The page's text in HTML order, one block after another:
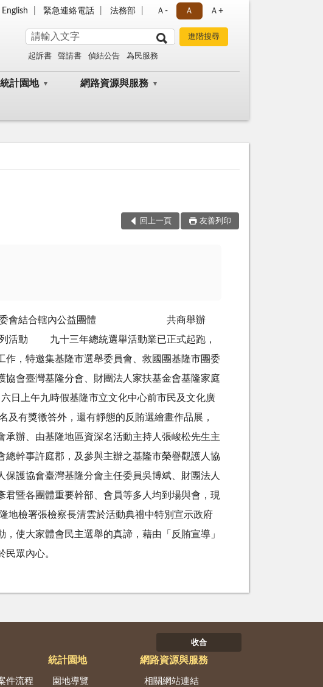
English 緊急連絡電話 法務部 Ａ- Ａ Ａ+
起訴書 聲請書 偵結公告 為民服務
統計園地 網路資源與服務
回上一頁 友善列印
選委會結合轄內公益團體 共商舉辦
動 九十三年總統選舉活動業已正式起跑，
，特邀集基隆市選舉委員會、救國團基隆市團委
會臺灣基隆分會、財團法人家扶基金會基隆家庭
日上午九時假基隆市立文化中心前市民及文化廣
有獎徵答外，還有靜態的反賄選繪畫作品展，
辦、由基隆地區資深名活動主持人張峻松先生主
幹事許庭郡，及參與主辦之基隆市榮譽觀護人協
護協會臺灣基隆分會主任委員吳博斌、財團法人
暨各團體重要幹部、會員等多人均到場與會，現
檢署張檢察長清雲於活動典禮中特別宣示政府
使大家體會民主選舉的真諦，藉由「反賄宣導」
眾內心。
收合
件流程
統計園地
園地導覽
網路資源與服務
相關網站連結